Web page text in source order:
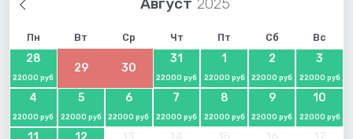
Август
Пн Вт Ср Чт Пт Сб Вс
28
22000 руб
29 30
31
22000 руб
1
22000 руб
2
22000 руб
3
22000 руб
4
22000 руб
5
22000 руб
6
22000 руб
7
22000 руб
8
22000 руб
9
22000 руб
10
22000 руб